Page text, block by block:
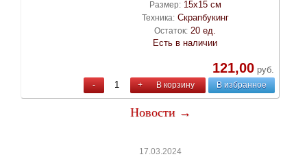
Размер: 15х15 см
Техника: Скрапбукинг
Остаток: 20 ед.
Есть в наличии
121,00руб.
- + В корзину В избранное
Новости →
17.03.2024